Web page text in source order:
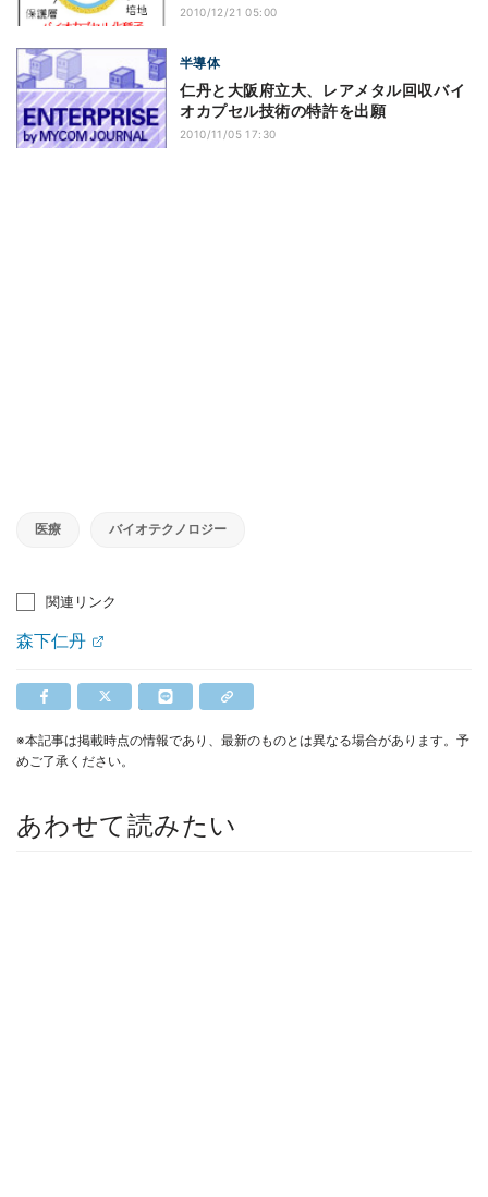
2010/12/21 05:00
半導体
仁丹と大阪府立大、レアメタル回収バイ
オカプセル技術の特許を出願
2010/11/05 17:30
医療 バイオテクノロジー
関連リンク
森下仁丹
※本記事は掲載時点の情報であり、最新のものとは異なる場合があります。予
めご了承ください。
あわせて読みたい